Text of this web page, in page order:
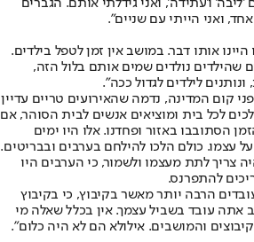
ו'עתידה', ואני גידלתי אותם. הגברים
ואני הייתי עם שניים".
אותו דבר. במושב אין זמן לטפל בילדים.
שהילדים נולדים שמים אותם בלול הזה,
לילדים לגדול ככה".
קום המדינה, נדמה שהאירועים טריים עדיין
לכל בית ומוציאים אנשים לבית הסוהר, אם
הסתובבו באזור ופחדנו. אלו היו ימים
עצמו. כולם הלכו להילחם בערבים ובבריטים.
צריך לתת מעצמו ולשמור, כי הערבים היו
להתפרנס.
הרבה יותר מאשר בקיבוץ, כי בקיבוץ
אתה עובד בשביל עצמך. אין בכלל שאלה מי
והמושבים. אילולא הם לא היה כלום".